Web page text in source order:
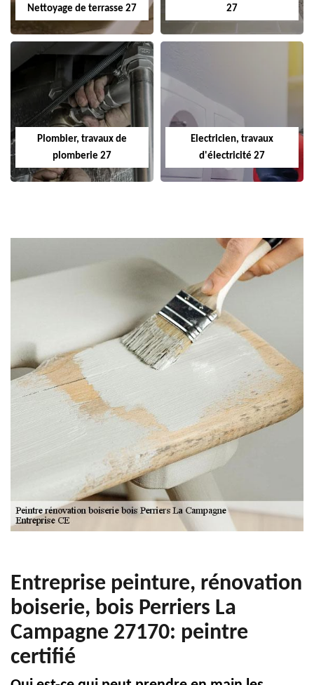
Nettoyage de terrasse 27
27
Plombier, travaux de
plomberie 27
Electricien, travaux
d'électricité 27
Entreprise peinture, rénovation
boiserie, bois Perriers La
Campagne 27170: peintre
certifié